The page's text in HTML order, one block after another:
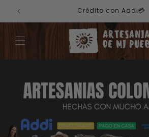
directamente
al contenido
Crédito con Addi💳